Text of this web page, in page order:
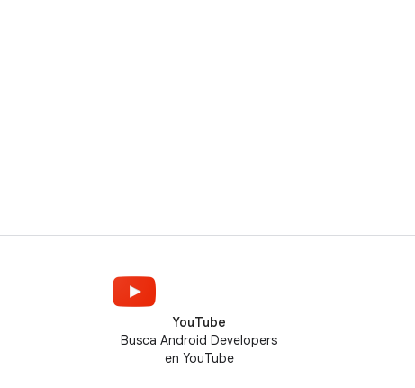
YouTube
Busca Android Developers
en YouTube